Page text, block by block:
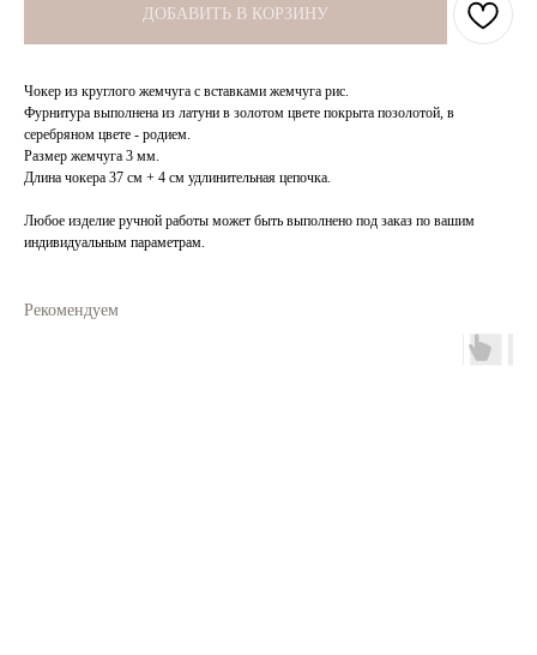
ДОБАВИТЬ В КОРЗИНУ
Чокер из круглого жемчуга с вставками жемчуга рис.
Фурнитура выполнена из латуни в золотом цвете покрыта позолотой, в
серебряном цвете - родием.
Размер жемчуга 3 мм.
Длина чокера 37 см + 4 см удлинительная цепочка.
Любое изделие ручной работы может быть выполнено под заказ по вашим
индивидуальным параметрам.
Рекомендуем